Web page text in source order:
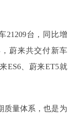
21209台，同比增
蔚来共交付新车
ES6、蔚来ET5就
质量体系，也是为